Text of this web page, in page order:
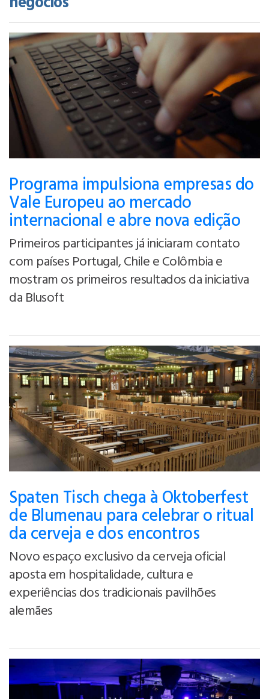
Programa impulsiona empresas do
Vale Europeu ao mercado
internacional e abre nova edição
Primeiros participantes já iniciaram contato
com países Portugal, Chile e Colômbia e
mostram os primeiros resultados da iniciativa
da Blusoft
Spaten Tisch chega à Oktoberfest
de Blumenau para celebrar o ritual
da cerveja e dos encontros
Novo espaço exclusivo da cerveja oficial
aposta em hospitalidade, cultura e
experiências dos tradicionais pavilhões
alemães